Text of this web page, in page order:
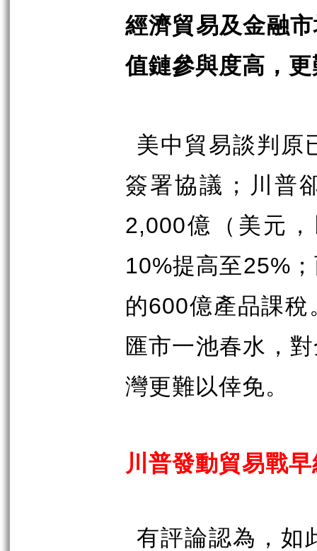
經濟貿易及金融
值鏈參與度高，
美中貿易談判原
簽署協議；川普
2,000億（美元
10%提高至25%
的600億產品課稅
匯市一池春水，
灣更難以倖免。
川普發動貿易戰
有評論認為，如